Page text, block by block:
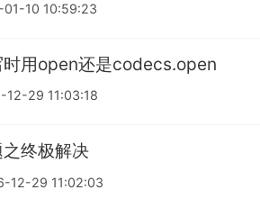
01-10 10:59:23
用open还是codecs.open
12-29 11:03:18
终极解决
12-29 11:02:03